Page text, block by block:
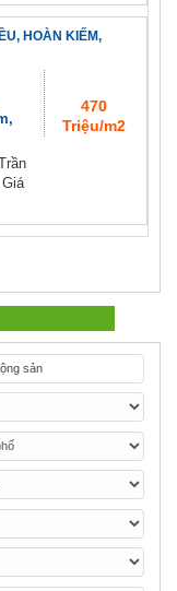
HOÀN KIẾM,
470
Triệu/m2